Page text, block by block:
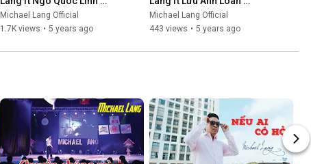
[Karaoke]
Michael Lang Official
1.7K views • 5 years ago
[Karaoke]
Michael Lang Official
443 views • 5 years ago